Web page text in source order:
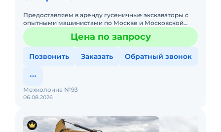
Предоставляем в аренду гусеничные экскаваторы с
опытными машинистами по Москве и Московской
области. Любой вид аренды. Долгосрочный,
краткосрочный (почасовой, п
Цена по запросу
Позвонить Заказать Обратный звонок
06.08.2026
Мехколонна №93